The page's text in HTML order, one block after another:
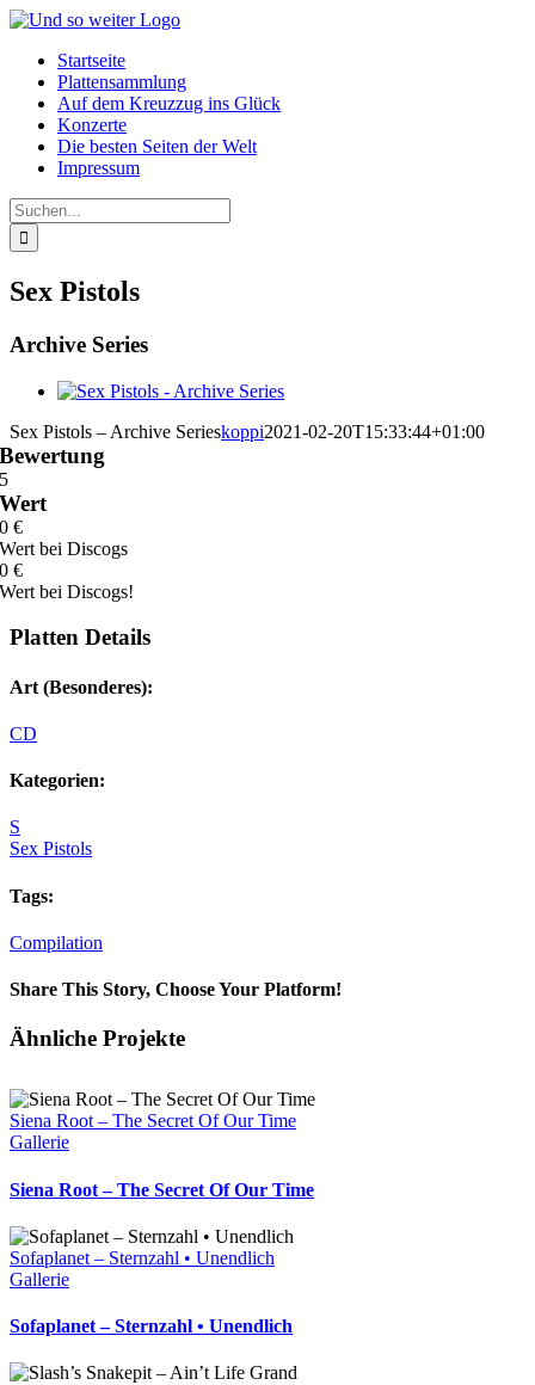
Zum
springenStartseite
Plattensammlung
Auf dem Kreuzzug ins Glück
Konzerte
Die besten Seiten der Welt
Impressum
Suche
nach:
Sex Pistols
Archive Series
View
Image
Sex Pistols – Archive Serieskoppi2021-02-20T15:33:44+01:00
Bewertung
5
Wert
0 €
Wert bei Discogs
0 €
Wert bei Discogs!
Platten Details
Art (Besonderes):
CD
Kategorien:
S
Sex Pistols
Tags:
Compilation
Share This Story, Choose Your Platform!
Facebook
X
Reddit
LinkedIn
Tumblr
Pinterest
Vk
E-
Ähnliche Projekte
Siena Root – The Secret Of Our Time
Gallerie
Siena Root – The Secret Of Our Time
Sofaplanet – Sternzahl • Unendlich
Gallerie
Sofaplanet – Sternzahl • Unendlich